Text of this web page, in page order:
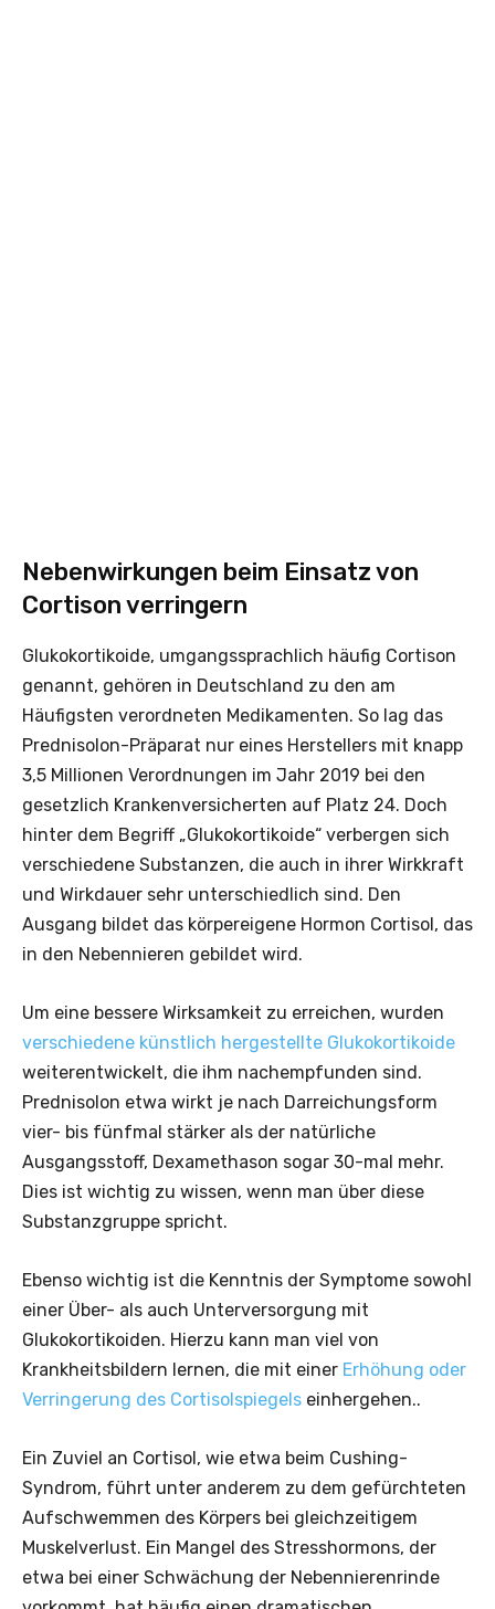
Nebenwirkungen beim Einsatz von
Cortison verringern
Glukokortikoide, umgangssprachlich häufig Cortison
genannt, gehören in Deutschland zu den am
Häufigsten verordneten Medikamenten. So lag das
Prednisolon-Präparat nur eines Herstellers mit knapp
3,5 Millionen Verordnungen im Jahr 2019 bei den
gesetzlich Krankenversicherten auf Platz 24. Doch
hinter dem Begriff „Glukokortikoide“ verbergen sich
verschiedene Substanzen, die auch in ihrer Wirkkraft
und Wirkdauer sehr unterschiedlich sind. Den
Ausgang bildet das körpereigene Hormon Cortisol, das
in den Nebennieren gebildet wird.
Um eine bessere Wirksamkeit zu erreichen, wurden
verschiedene künstlich hergestellte Glukokortikoide
weiterentwickelt, die ihm nachempfunden sind.
Prednisolon etwa wirkt je nach Darreichungsform
vier- bis fünfmal stärker als der natürliche
Ausgangsstoff, Dexamethason sogar 30-mal mehr.
Dies ist wichtig zu wissen, wenn man über diese
Substanzgruppe spricht.
Ebenso wichtig ist die Kenntnis der Symptome sowohl
einer Über- als auch Unterversorgung mit
Glukokortikoiden. Hierzu kann man viel von
Krankheitsbildern lernen, die mit einer Erhöhung oder
Verringerung des Cortisolspiegels einhergehen..
Ein Zuviel an Cortisol, wie etwa beim Cushing-
Syndrom, führt unter anderem zu dem gefürchteten
Aufschwemmen des Körpers bei gleichzeitigem
Muskelverlust. Ein Mangel des Stresshormons, der
etwa bei einer Schwächung der Nebennierenrinde